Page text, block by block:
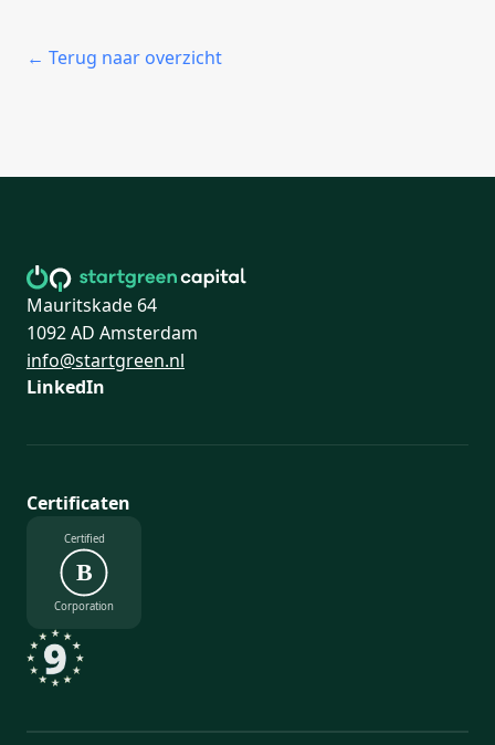
← Terug naar overzicht
Mauritskade 64
1092 AD Amsterdam
info@startgreen.nl
LinkedIn
Certificaten
Certified
B
Corporation